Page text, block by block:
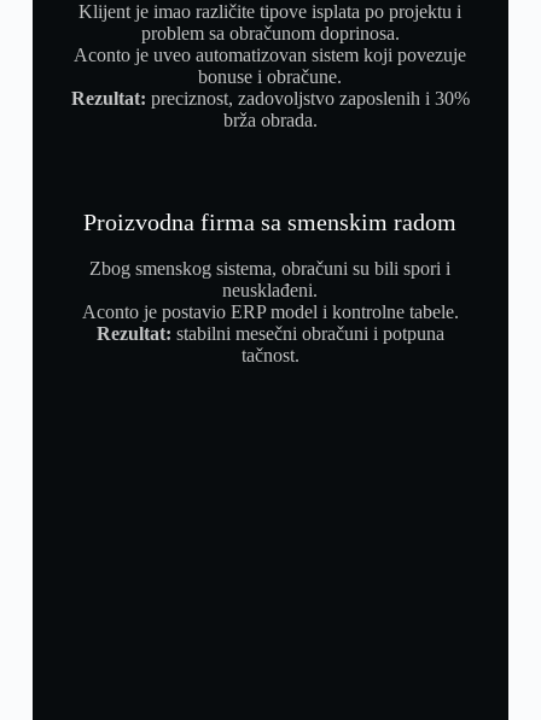
Klijent je imao različite tipove isplata po projektu i
problem sa obračunom doprinosa.
Aconto je uveo automatizovan sistem koji povezuje
bonuse i obračune.
Rezultat: preciznost, zadovoljstvo zaposlenih i 30%
brža obrada.
Proizvodna firma sa smenskim radom
Zbog smenskog sistema, obračuni su bili spori i
neusklađeni.
Aconto je postavio ERP model i kontrolne tabele.
Rezultat: stabilni mesečni obračuni i potpuna
tačnost.